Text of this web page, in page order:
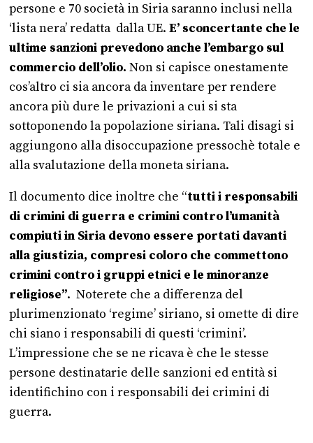
persone e 70 società in Siria saranno inclusi nella
‘lista nera’ redatta dalla UE. E’ sconcertante che le
ultime sanzioni prevedono anche l’embargo sul
commercio dell’olio. Non si capisce onestamente
cos’altro ci sia ancora da inventare per rendere
ancora più dure le privazioni a cui si sta
sottoponendo la popolazione siriana. Tali disagi si
aggiungono alla disoccupazione pressochè totale e
alla svalutazione della moneta siriana.
Il documento dice inoltre che “tutti i responsabili
di crimini di guerra e crimini contro l’umanità
compiuti in Siria devono essere portati davanti
alla giustizia, compresi coloro che commettono
crimini contro i gruppi etnici e le minoranze
religiose”. Noterete che a differenza del
plurimenzionato ‘regime’ siriano, si omette di dire
chi siano i responsabili di questi ‘crimini’.
L’impressione che se ne ricava è che le stesse
persone destinatarie delle sanzioni ed entità si
identifichino con i responsabili dei crimini di
guerra.